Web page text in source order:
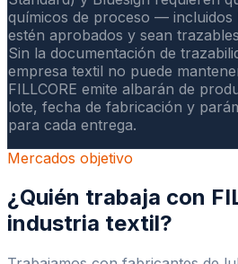
químicos de proceso —
estén aprobados y sean
Sin la documentación de
empresa textil no puede
FILLCORE emite albarán de
lote, fecha de fabricación y
para cada entrega.
Mercados objetivo
¿Quién trabaja con
industria textil?